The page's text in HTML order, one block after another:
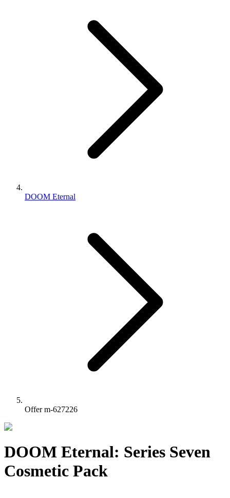
DOOM Eternal
Offer m-627226
DOOM Eternal: Series Seven
Cosmetic Pack